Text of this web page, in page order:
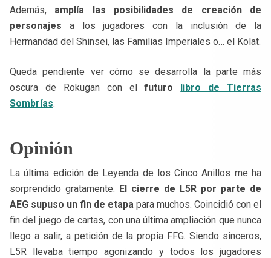
Además, amplía las posibilidades de creación de
personajes a los jugadores con la inclusión de la
Hermandad del Shinsei, las Familias Imperiales o… el Kolat.
Queda pendiente ver cómo se desarrolla la parte más
oscura de Rokugan con elfuturo libro de Tierras
Sombrías.
Opinión
La última edición de Leyenda de los Cinco Anillos me ha
sorprendido gratamente. El cierre de L5R por parte de
AEG supuso un fin de etapa para muchos. Coincidió con el
fin del juego de cartas, con una última ampliación que nunca
llego a salir, a petición de la propia FFG. Siendo sinceros,
L5R llevaba tiempo agonizando y todos los jugadores